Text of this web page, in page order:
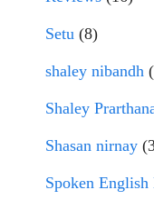
Setu (8)
shaley nibandh
Shaley
Shasan nirnay
Spoken English